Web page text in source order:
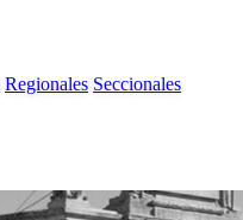
Regionales Seccionales